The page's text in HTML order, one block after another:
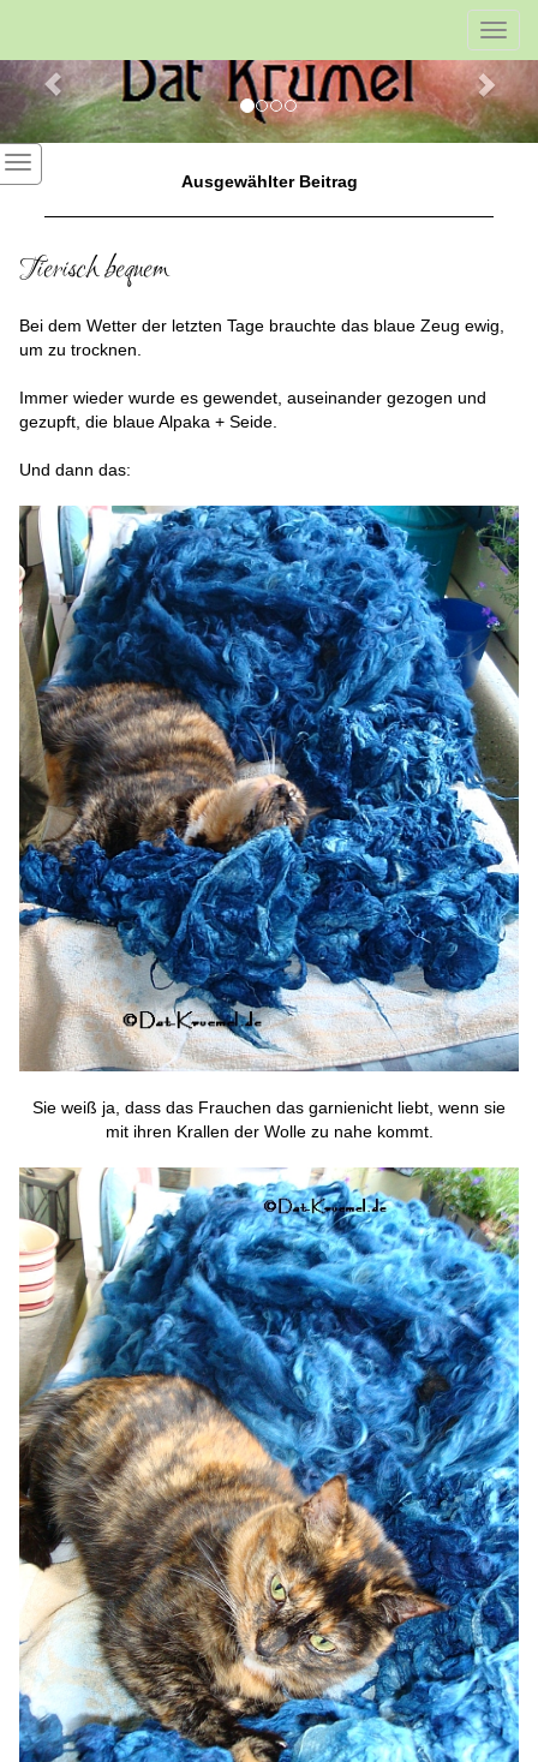
Ausgewählter Beitrag
Tierisch bequem
Bei dem Wetter der letzten Tage brauchte das blaue Zeug ewig,
um zu trocknen.
Immer wieder wurde es gewendet, auseinander gezogen und
gezupft, die blaue Alpaka + Seide.
Und dann das:
Sie weiß ja, dass das Frauchen das garnienicht liebt, wenn sie
mit ihren Krallen der Wolle zu nahe kommt.